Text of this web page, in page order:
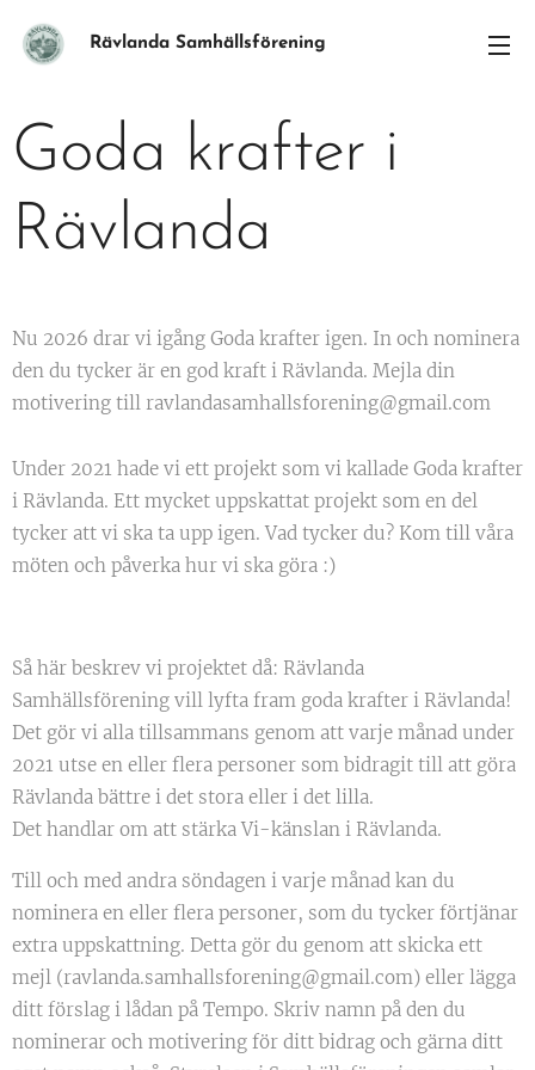
Rävlanda Samhällsförening
Goda krafter i
Rävlanda
Nu 2026 drar vi igång Goda krafter igen. In och nominera
den du tycker är en god kraft i Rävlanda. Mejla din
motivering till ravlandasamhallsforening@gmail.com
Under 2021 hade vi ett projekt som vi kallade Goda krafter
i Rävlanda. Ett mycket uppskattat projekt som en del
tycker att vi ska ta upp igen. Vad tycker du? Kom till våra
möten och påverka hur vi ska göra :)
Så här beskrev vi projektet då: Rävlanda
Samhällsförening vill lyfta fram goda krafter i Rävlanda!
Det gör vi alla tillsammans genom att varje månad under
2021 utse en eller flera personer som bidragit till att göra
Rävlanda bättre i det stora eller i det lilla.
Det handlar om att stärka Vi-känslan i Rävlanda.
Till och med andra söndagen i varje månad kan du
nominera en eller flera personer, som du tycker förtjänar
extra uppskattning. Detta gör du genom att skicka ett
mejl (ravlanda.samhallsforening@gmail.com) eller lägga
ditt förslag i lådan på Tempo. Skriv namn på den du
nominerar och motivering för ditt bidrag och gärna ditt
01.09.2021
September
-